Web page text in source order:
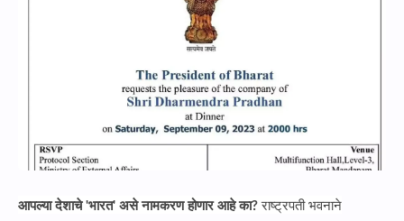
आपल्या देशाचे 'भारत' असे नामकरण होणार आहे का?राष्ट्रपती भवनाने